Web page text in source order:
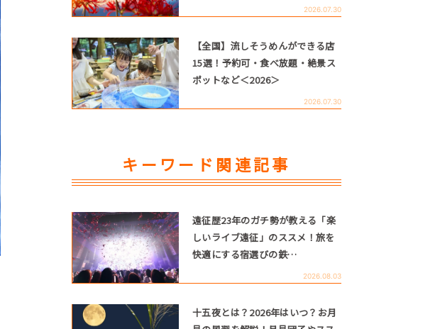
2026.07.30
【全国】流しそうめんができる店
15選！予約可・食べ放題・絶景ス
ポットなど＜2026＞
2026.07.30
キーワード関連記事
遠征歴23年のガチ勢が教える「楽
しいライブ遠征」のススメ！旅を
快適にする宿選びの鉄…
2026.08.03
十五夜とは？2026年はいつ？お月